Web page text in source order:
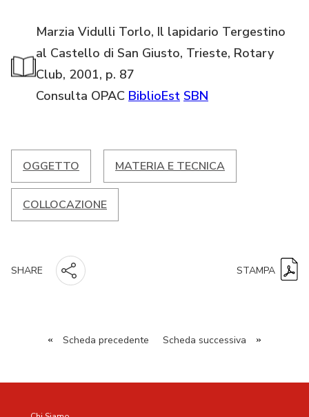
Marzia Vidulli Torlo, Il lapidario Tergestino
al Castello di San Giusto, Trieste, Rotary
Club, 2001, p. 87
Consulta OPAC BiblioEst SBN
OGGETTO MATERIA E TECNICA
COLLOCAZIONE
SHARE STAMPA
« Scheda precedente Scheda successiva »